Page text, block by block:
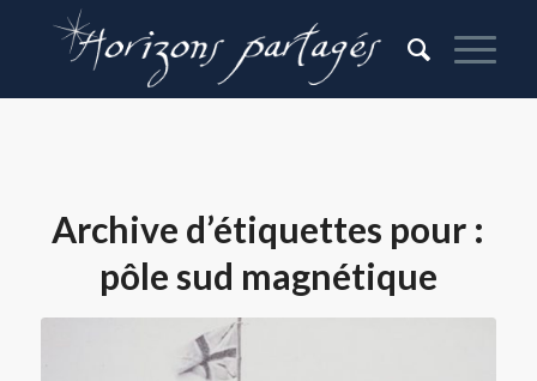
Archive d’étiquettes pour :
pôle sud magnétique